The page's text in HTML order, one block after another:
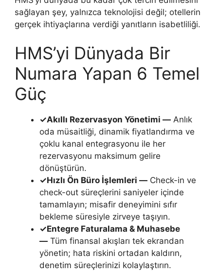
sağlayan şey, yalnızca teknolojisi değil; otellerin
gerçek ihtiyaçlarına verdiği yanıtların isabetliliği.
HMS’yi Dünyada Bir
Numara Yapan 6 Temel
Güç
✓Akıllı Rezervasyon Yönetimi — Anlık
oda müsaitliği, dinamik fiyatlandırma ve
çoklu kanal entegrasyonu ile her
rezervasyonu maksimum gelire
dönüştürün.
✓Hızlı Ön Büro İşlemleri — Check-in ve
check-out süreçlerini saniyeler içinde
tamamlayın; misafir deneyimini sıfır
bekleme süresiyle zirveye taşıyın.
✓Entegre Faturalama & Muhasebe
— Tüm finansal akışları tek ekrandan
yönetin; hata riskini ortadan kaldırın,
denetim süreçlerinizi kolaylaştırın.